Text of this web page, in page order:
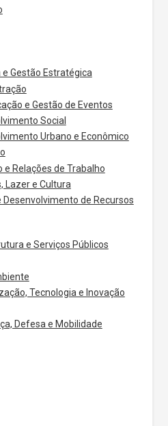
Gestão Estratégica
e Gestão de Eventos
Social
Urbano e Econômico
Relações de Trabalho
Lazer e Cultura
de Recursos
e Serviços Públicos
Tecnologia e Inovação
Defesa e Mobilidade